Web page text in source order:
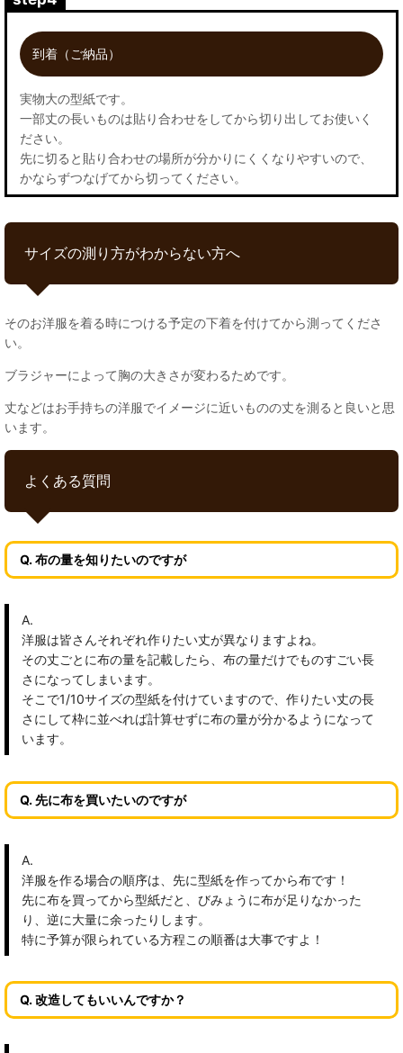
到着（ご納品）
実物大の型紙です。
一部丈の長いものは貼り合わせをしてから切り出してお使いく
ださい。
先に切ると貼り合わせの場所が分かりにくくなりやすいので、
かならずつなげてから切ってください。
サイズの測り方がわからない方へ
そのお洋服を着る時につける予定の下着を付けてから測ってくださ
い。
ブラジャーによって胸の大きさが変わるためです。
丈などはお手持ちの洋服でイメージに近いものの丈を測ると良いと思
います。
よくある質問
Q. 布の量を知りたいのですが
A.
洋服は皆さんそれぞれ作りたい丈が異なりますよね。
その丈ごとに布の量を記載したら、布の量だけでものすごい長
さになってしまいます。
そこで1/10サイズの型紙を付けていますので、作りたい丈の長
さにして枠に並べれば計算せずに布の量が分かるようになって
います。
Q. 先に布を買いたいのですが
A.
洋服を作る場合の順序は、先に型紙を作ってから布です！
先に布を買ってから型紙だと、びみょうに布が足りなかった
り、逆に大量に余ったりします。
特に予算が限られている方程この順番は大事ですよ！
Q. 改造してもいいんですか？